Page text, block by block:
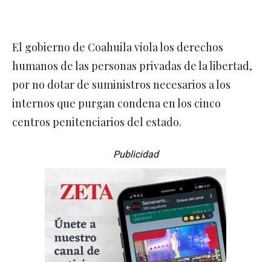
El gobierno de Coahuila viola los derechos
humanos de las personas privadas de la libertad,
por no dotar de suministros necesarios a los
internos que purgan condena en los cinco
centros penitenciarios del estado.
Publicidad